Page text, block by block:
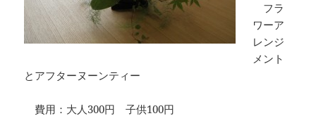
フラ
ワーア
レンジ
メント
とアフターヌーンティー
費用：大人300円 子供100円